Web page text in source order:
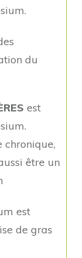
du
est
être un
est
de gras